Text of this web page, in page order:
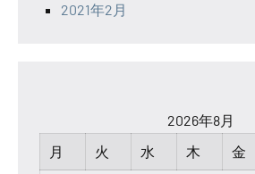
2021年2月
2026年8月
月
火 水 木 金